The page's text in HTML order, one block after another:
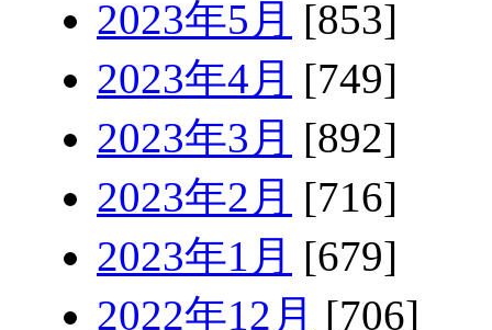
2023年5月 [853]
2023年4月 [749]
2023年3月 [892]
2023年2月 [716]
2023年1月 [679]
2022年12月 [706]